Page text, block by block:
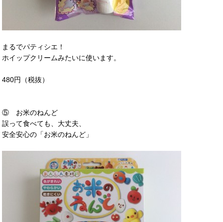
まるでパティシエ！
ホイップクリームみたいに使います。
480円（税抜）
⑤ お米のねんど
誤って食べても、大丈夫、
安全安心の「お米のねんど」